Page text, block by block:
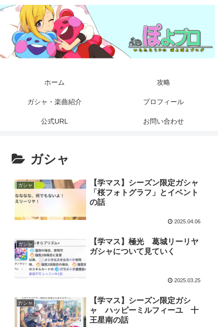
ホーム 攻略
ガシャ・楽曲紹介 プロフィール
公式URL お問い合わせ
ガシャ
ガシャ
【学マス】シーズン限定ガシャ
「桜フォトグラフ」とイベント
の話
2025.04.06
ガシャ
【学マス】極光 葛城リーリヤ
ガシャについて見ていく
2025.03.25
ガシャ
【学マス】シーズン限定ガシ
ャ ハッピーミルフィーユ 十
王星南の話